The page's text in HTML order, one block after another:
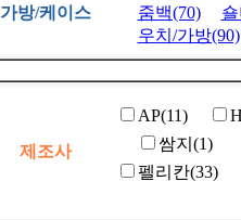
가방/케이스
줌백(70)
우치/가방(90)
제조사
AP(11)
쌈지(1)
펠리칸(33)